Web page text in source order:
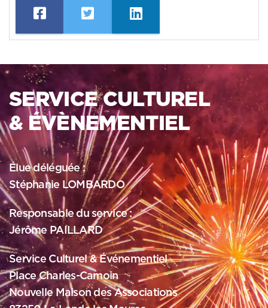
SERVICE CULTUREL
& ÉVÈNEMENTIEL
Élue déléguée :
Stéphanie LOMBARDO
Responsable du service :
Jérôme PAILLARD
Service Culturel & Événementiel
Place Charles-Camoin
Nouvelle Maison des Associations